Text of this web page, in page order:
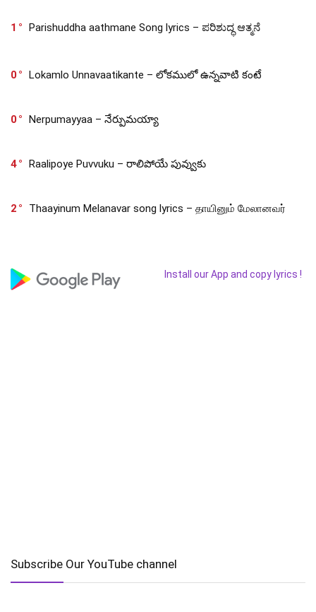
1 Parishuddha aathmane Song lyrics – ಪರಿಶುದ್ಧ ಆತ್ಮನೆ
0 Lokamlo Unnavaatikante – లోకములో ఉన్నవాటి కంటే
0 Nerpumayyaa – నేర్పుమయ్యా
4 Raalipoye Puvvuku – రాలిపోయే పువ్వుకు
2 Thaayinum Melanavar song lyrics – தாயினும் மேலானவர்
Install our App and copy lyrics !
Subscribe Our YouTube channel